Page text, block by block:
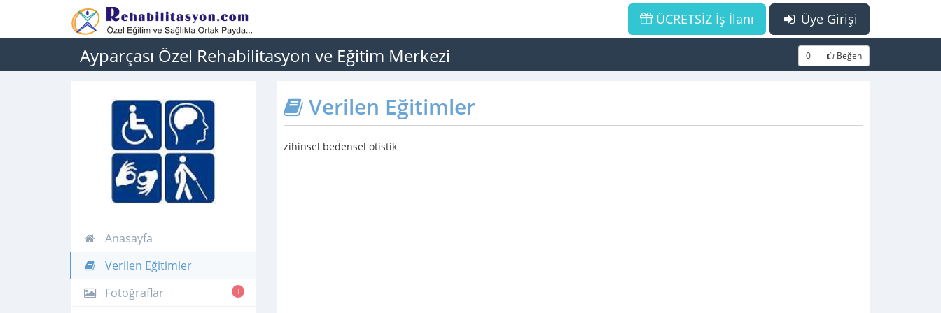
Üye Girişi
ÜCRETSİZ İş İlanı
Ayparçası Özel Rehabilitasyon ve Eğitim Merkezi 0 Beğen
Anasayfa
Verilen Eğitimler
1
Fotoğraflar
Verilen Eğitimler
zihinsel bedensel otistik